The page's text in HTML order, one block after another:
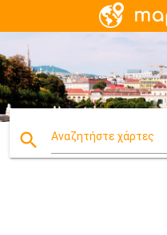
search Αναζητήστε χάρτες